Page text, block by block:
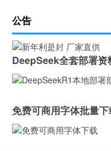
公告
DeepSeek全套部署资
免费可商用字体批量下